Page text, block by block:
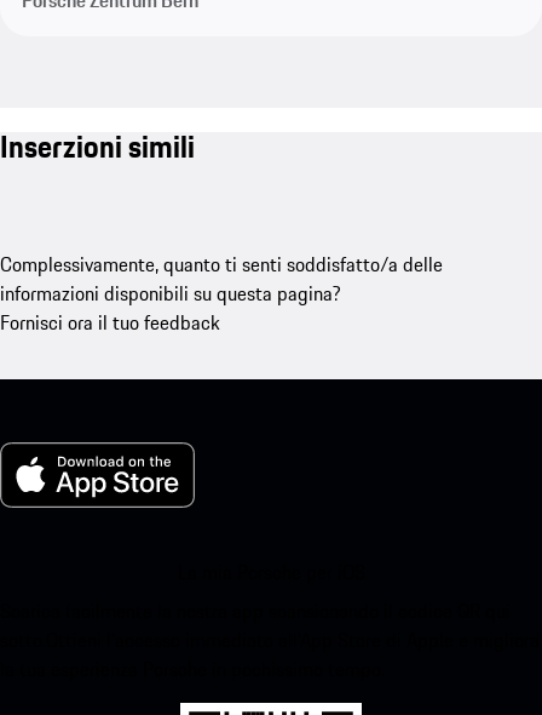
Inserzioni simili
Complessivamente, quanto ti senti soddisfatto/a delle
informazioni disponibili su questa pagina?
Fornisci ora il tuo feedback